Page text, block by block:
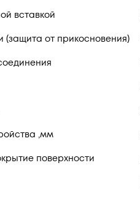
вставкой
от прикосновения)
,мм
поверхности